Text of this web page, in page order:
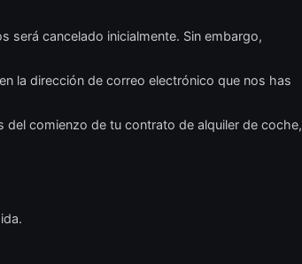
será cancelado inicialmente. Sin embargo,
la dirección de correo electrónico que nos has
del comienzo de tu contrato de alquiler de coche,